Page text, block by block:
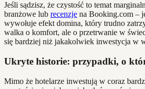
Jeśli sądzisz, że czystość to temat
branżowe lub recenzje na Booking.com –
wywołuje efekt domina, który trudno
walka o komfort, ale o przetrwanie w
się bardziej niż jakakolwiek inwestycja w
Ukryte historie: przypadki, o
Mimo że hotelarze inwestują w coraz